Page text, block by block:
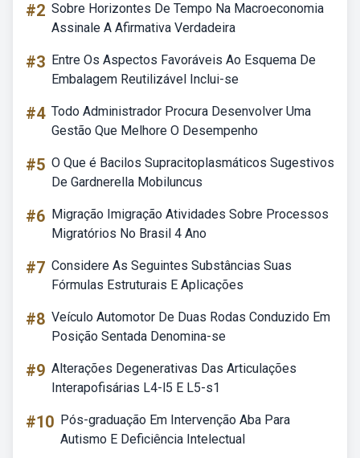
#2 Sobre Horizontes De Tempo Na Macroeconomia
Assinale A Afirmativa Verdadeira
#3 Entre Os Aspectos Favoráveis Ao Esquema De
Embalagem Reutilizável Inclui-se
#4 Todo Administrador Procura Desenvolver Uma
Gestão Que Melhore O Desempenho
#5 O Que é Bacilos Supracitoplasmáticos Sugestivos
De Gardnerella Mobiluncus
#6 Migração Imigração Atividades Sobre Processos
Migratórios No Brasil 4 Ano
#7 Considere As Seguintes Substâncias Suas
Fórmulas Estruturais E Aplicações
#8 Veículo Automotor De Duas Rodas Conduzido Em
Posição Sentada Denomina-se
#9 Alterações Degenerativas Das Articulações
Interapofisárias L4-l5 E L5-s1
#10 Pós-graduação Em Intervenção Aba Para
Autismo E Deficiência Intelectual